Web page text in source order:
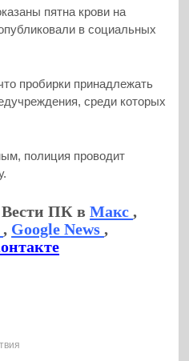
пятна крови на
в социальных
пробирки принадлежать
среди которых
полиция проводит
Вести ПК вМакс,
, Google News,